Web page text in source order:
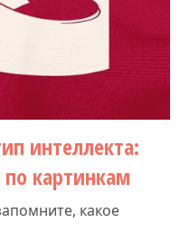
интеллекта:
по картинкам
какое